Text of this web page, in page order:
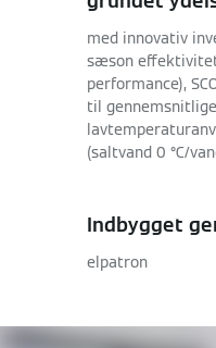
med innovativ
sæson effektivitet
performance),
til
(saltvand 0 °C/
Indbygget
elpatron